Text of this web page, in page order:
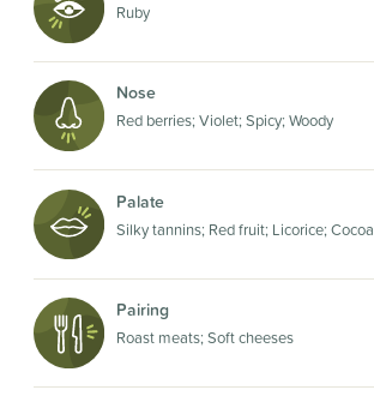
Ruby
Nose
Red berries; Violet; Spicy; Woody
Palate
Silky tannins; Red fruit; Licorice; Cocoa
Pairing
Roast meats; Soft cheeses